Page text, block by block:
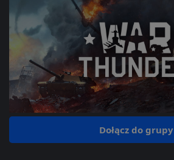
Dołącz do grupy